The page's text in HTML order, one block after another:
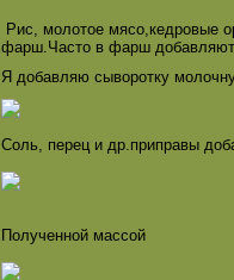
Рис, молотое мясо,кедровые
фарш.Часто в фарш
Я добавляю сыворотку
Соль, перец и др.приправы
Полученной массой